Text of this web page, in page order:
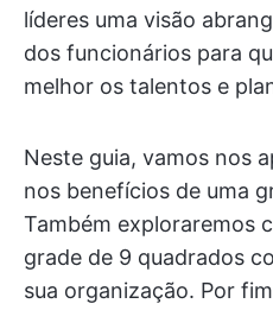
líderes uma visão
dos funcionários para
melhor os talentos e
Neste guia, vamos nos
nos benefícios de uma
Também exploraremos
grade de 9 quadrados
sua organização. Por